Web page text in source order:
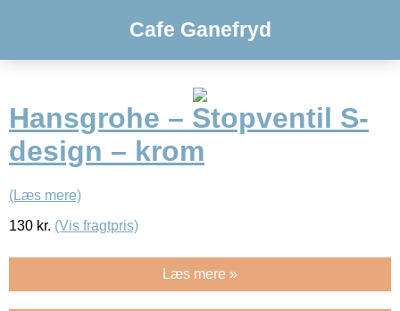
Cafe Ganefryd
Hansgrohe – Stopventil S-
design – krom
(Læs mere)
130 kr. (Vis fragtpris)
Læs mere »